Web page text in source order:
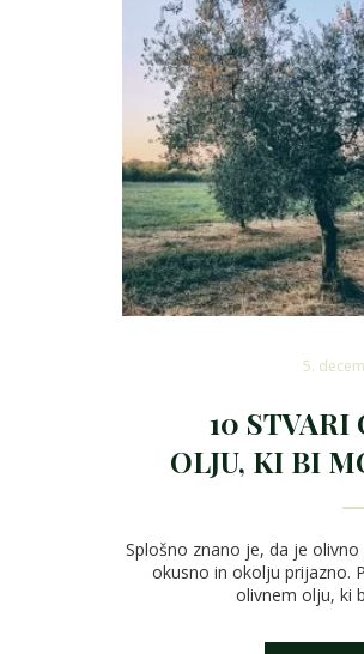
5.
10 STVARI
OLJU, KI BI
Splošno znano je, da je
okusno in okolju prijazno.
olivnem olju, ki